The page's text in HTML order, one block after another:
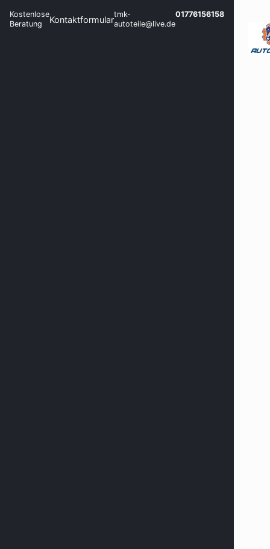
Kostenlose
Beratung
Kontaktformulartmk-
autoteile@live.de
01776156158